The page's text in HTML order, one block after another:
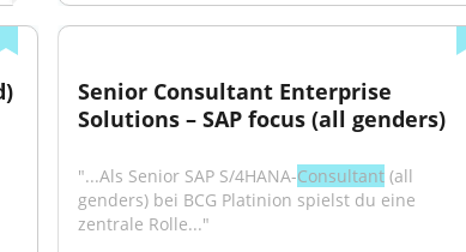
Senior Consultant Enterprise
Solutions – SAP focus (all genders)
"...Als Senior SAP S/4HANA-Consultant (all
genders) bei BCG Platinion spielst du eine
zentrale Rolle..."